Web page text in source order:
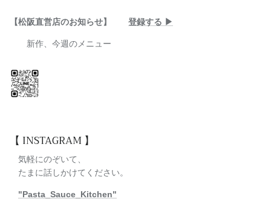
【松阪直営店のお知らせ】 登録する ▶︎
新作、今週のメニュー
【 INSTAGRAM 】
気軽にのぞいて、
たまに話しかけてください。
"Pasta_Sauce_Kitchen"